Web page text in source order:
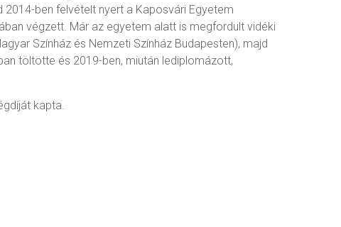
ben felvételt nyert a Kaposvári Egyetem
végzett. Már az egyetem alatt is megfordult vidéki
Színház és Nemzeti Színház Budapesten), majd
töltötte és 2019-ben, miután lediplomázott,
kapta.